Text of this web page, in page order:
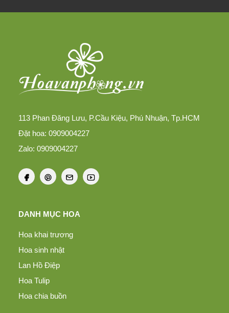
113 Phan Đăng Lưu, P.Cầu Kiệu, Phú Nhuận, Tp.HCM
Đặt hoa: 0909004227
Zalo: 0909004227
DANH MỤC HOA
Hoa khai trương
Hoa sinh nhật
Lan Hồ Điệp
Hoa Tulip
Hoa chia buồn